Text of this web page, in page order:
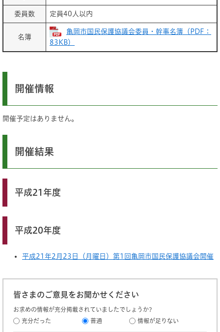
委員数 定員40人以内
名簿
亀岡市国民保護協議会委員・幹事名簿（PDF：
83KB）
開催情報
開催予定はありません。
開催結果
平成21年度
平成20年度
平成21年2月23日（月曜日）第1回亀岡市国民保護協議会開催
皆さまのご意見をお聞かせください
お求めの情報が充分掲載されていましたでしょうか?
充分だった
普通 情報が足りない